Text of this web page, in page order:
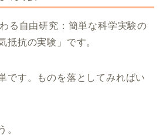
る自由研究：簡単な科学実験の
抵抗の実験」です。
です。ものを落としてみればい
。